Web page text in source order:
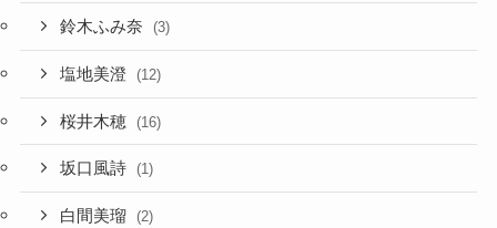
鈴木ふみ奈 (3)
塩地美澄 (12)
桜井木穂 (16)
坂口風詩 (1)
白間美瑠 (2)